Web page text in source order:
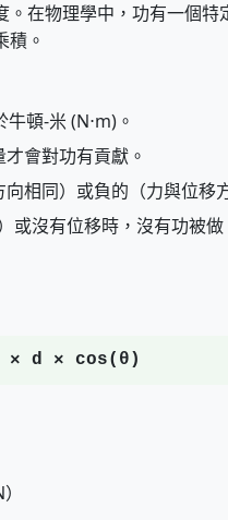
在物理學中，功有一個特
積。
頓-米 (N⋅m)。
會對功有貢獻。
相同）或負的（力與位移
或沒有位移時，沒有功被做
× d × cos(θ)